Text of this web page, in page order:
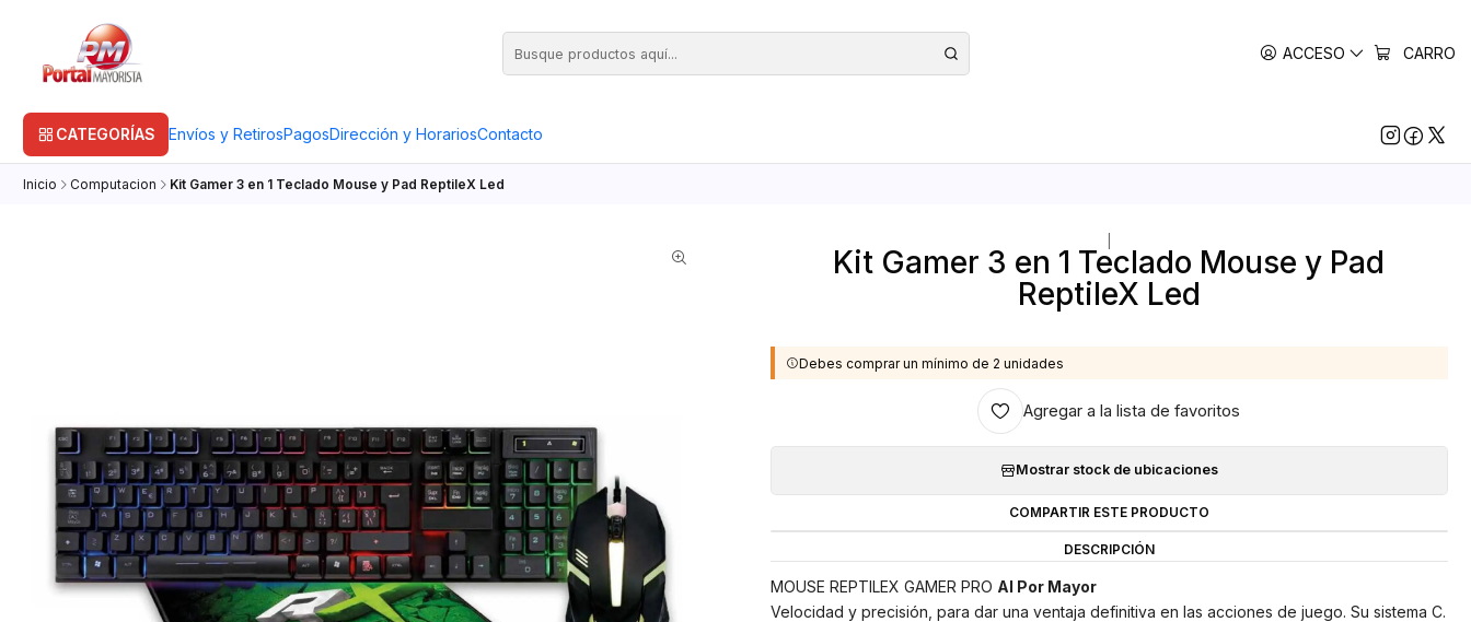
ACCESO CARRO
CATEGORÍAS Envíos y RetirosPagosDirección y HorariosContacto
Inicio Computacion Kit Gamer 3 en 1 Teclado Mouse y Pad ReptileX Led
Kit Gamer 3 en 1 Teclado Mouse y Pad
ReptileX Led
Debes comprar un mínimo de 2 unidades
Agregar a la lista de favoritos
Mostrar stock de ubicaciones
COMPARTIR ESTE PRODUCTO
DESCRIPCIÓN
MOUSE REPTILEX GAMER PRO Al Por Mayor
Velocidad y precisión, para dar una ventaja definitiva en las acciones de juego. Su sistema C.